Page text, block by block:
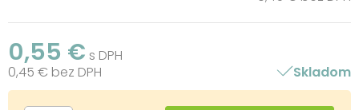
0,55 € s DPH
0,45 € bez DPH
Skladom